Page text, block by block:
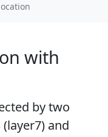
with
by two
and